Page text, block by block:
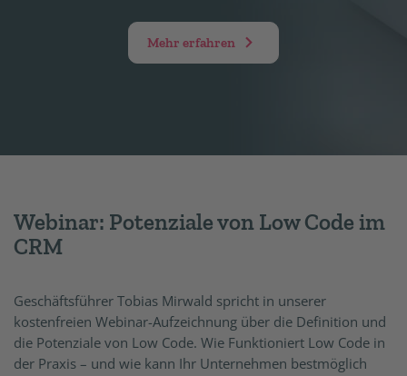
Mehr erfahren
Webinar: Potenziale von Low Code im
CRM
Geschäftsführer Tobias Mirwald spricht in unserer
kostenfreien Webinar-Aufzeichnung über die Definition und
die Potenziale von Low Code. Wie Funktioniert Low Code in
der Praxis – und wie kann Ihr Unternehmen bestmöglich